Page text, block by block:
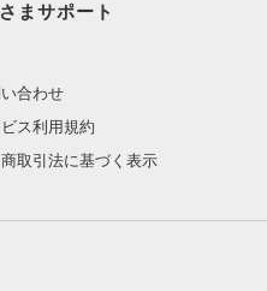
まサポート
合わせ
ス利用規約
取引法に基づく表示